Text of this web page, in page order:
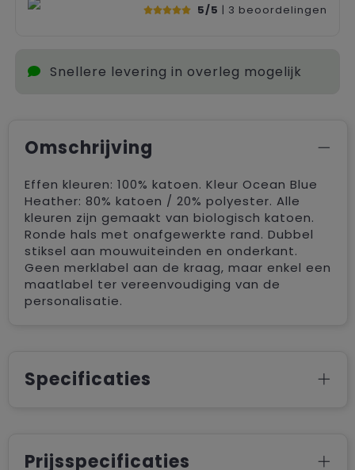
5/5 | 3 beoordelingen
Snellere levering in overleg mogelijk
Omschrijving
Effen kleuren: 100% katoen. Kleur Ocean Blue
Heather: 80% katoen / 20% polyester. Alle
kleuren zijn gemaakt van biologisch katoen.
Ronde hals met onafgewerkte rand. Dubbel
stiksel aan mouwuiteinden en onderkant.
Geen merklabel aan de kraag, maar enkel een
maatlabel ter vereenvoudiging van de
personalisatie.
Specificaties
Prijsspecificaties